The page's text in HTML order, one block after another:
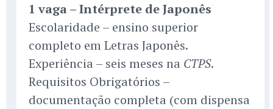
1 vaga – Intérprete de Japonês
Escolaridade – ensino superior
completo em Letras Japonês.
Experiência – seis meses na CTPS.
Requisitos Obrigatórios –
documentação completa (com dispensa